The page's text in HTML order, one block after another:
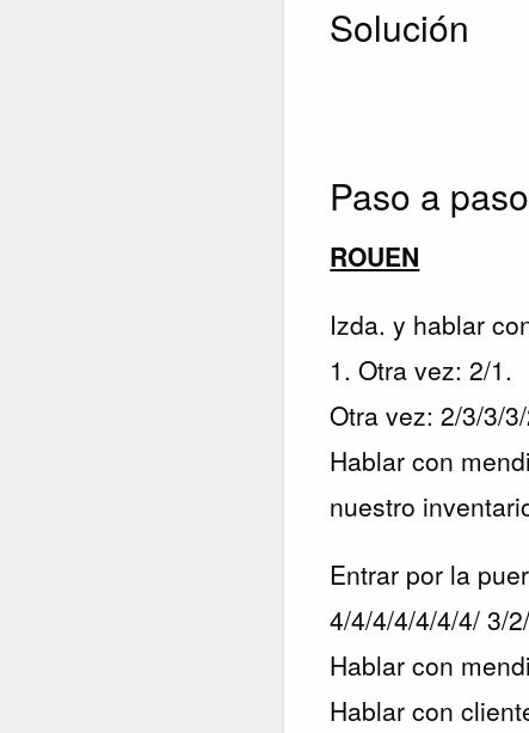
Solución
Paso a paso
ROUEN
Izda. y hablar
1. Otra vez: 2/1.
Otra vez: 2/3/3/
Hablar con
nuestro
Entrar por la
4/4/4/4/4/4/4/ 3/
Hablar con
Hablar con